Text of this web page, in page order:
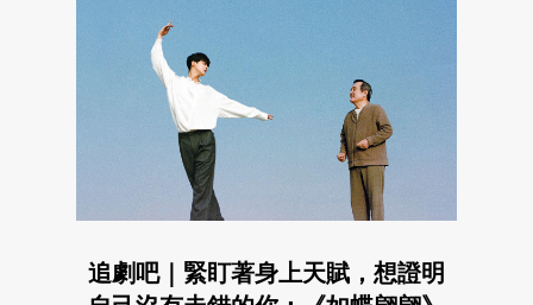
追劇吧｜緊盯著身上天賦，想證明